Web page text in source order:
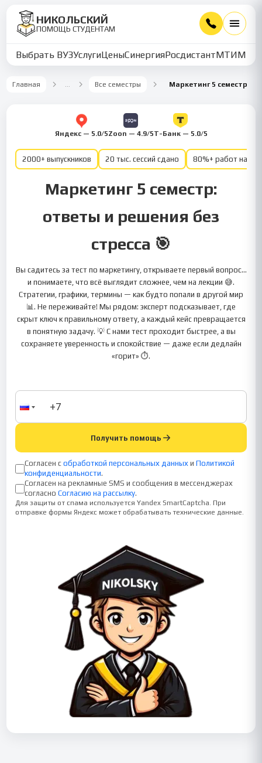
НИКОЛЬСКИЙ
ПОМОЩЬ СТУДЕНТАМ
Выбрать ВУЗУслугиЦеныСинергияРосдистантМТИММУ
Главная … Все семестры Маркетинг 5 семестр
Яндекс — 5.0/5Zoon — 4.9/5Т-Банк — 5.0/5
2000+ выпускников 20 тыс. сессий сдано 80%+ работ на
Маркетинг 5 семестр:
ответы и решения без
стресса 🎯
Вы садитесь за тест по маркетингу, открываете первый вопрос…
и понимаете, что всё выглядит сложнее, чем на лекции 😅.
Стратегии, графики, термины — как будто попали в другой мир
📊. Не переживайте! Мы рядом: эксперт подсказывает, где
скрыт ключ к правильному ответу, а каждый кейс превращается
в понятную задачу. 💡 С нами тест проходит быстрее, а вы
сохраняете уверенность и спокойствие — даже если дедлайн
«горит» ⏱️.
Получить помощь
Согласен с обработкой персональных данных и Политикой
конфиденциальности.
Согласен на рекламные SMS и сообщения в мессенджерах
согласно Согласию на рассылку.
Для защиты от спама используется Yandex SmartCaptcha. При
отправке формы Яндекс может обрабатывать технические данные.